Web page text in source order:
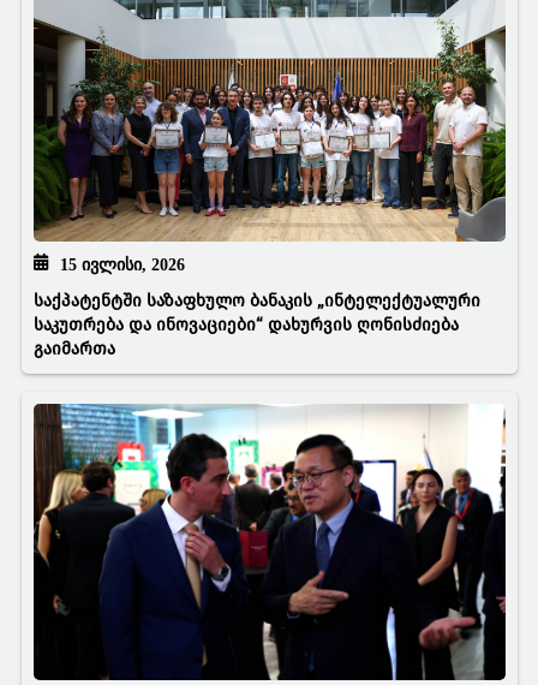
15 ᲘᲕᲚᲘᲡᲘ, 2026
საქპატენტში საზაფხულო ბანაკის „ინტელექტუალური
საკუთრება და ინოვაციები“ დახურვის ღონისძიება
გაიმართა